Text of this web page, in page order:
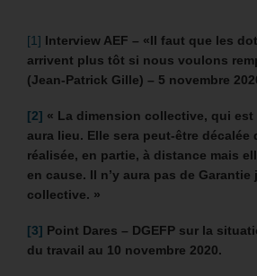
[1] Interview AEF – «Il faut que les
arrivent plus tôt si nous voulons
(Jean-Patrick Gille) – 5 novembre
[2] « La dimension collective, qui
aura lieu. Elle sera peut-être décalée
réalisée, en partie, à distance mais
en cause. Il n’y aura pas de
collective. »
[3] Point Dares – DGEFP sur la
du travail au 10 novembre 2020.